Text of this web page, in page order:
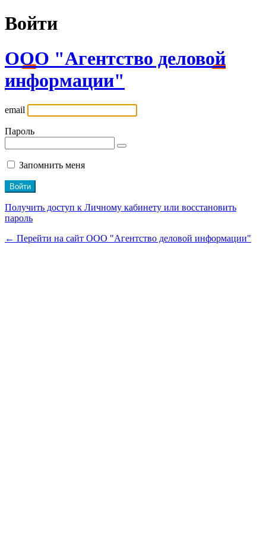
Войти
ООО "Агентство деловой
информации"
email
Пароль
Запомнить меня
Получить доступ к Личному кабинету или восстановить
пароль
← Перейти на сайт ООО "Агентство деловой информации"